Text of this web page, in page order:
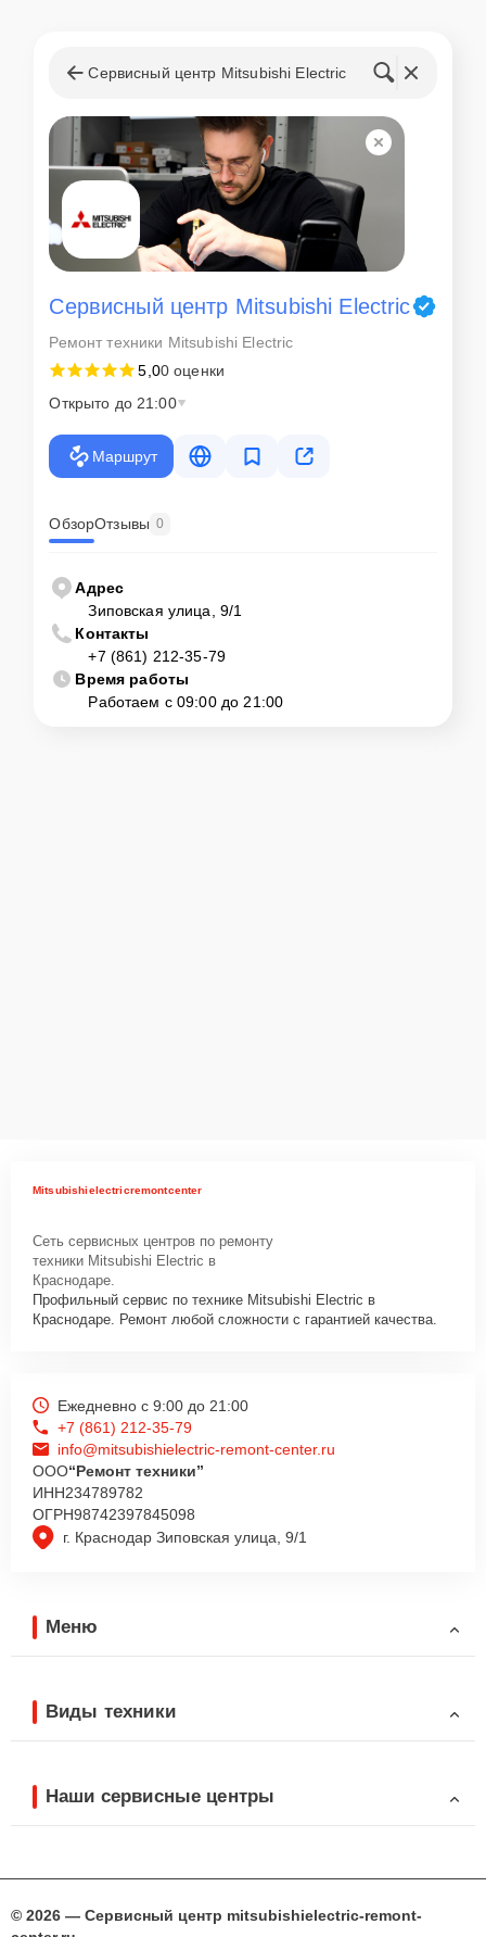
Сервисный центр Mitsubishi Electric
Сервисный центр Mitsubishi Electric
Ремонт техники Mitsubishi Electric
5,00 оценки
Открыто до 21:00
Маршрут
ОбзорОтзывы 0
Адрес
Зиповская улица, 9/1
Контакты
+7 (861) 212-35-79
Время работы
Работаем с 09:00 до 21:00
Mitsubishielectricremontcenter
Сеть сервисных центров по ремонту
техники Mitsubishi Electric в
Краснодаре.
Профильный сервис по технике Mitsubishi Electric в
Краснодаре. Ремонт любой сложности с гарантией качества.
г. Краснодар Зиповская улица, 9/1
Ежедневно с 9:00 до 21:00
+7 (861) 212-35-79
info@mitsubishielectric-remont-center.ru
ООО“Ремонт техники”
ИНН234789782
ОГРН98742397845098
Меню
Виды техники
Наши сервисные центры
© 2026 — Сервисный центр mitsubishielectric-remont-